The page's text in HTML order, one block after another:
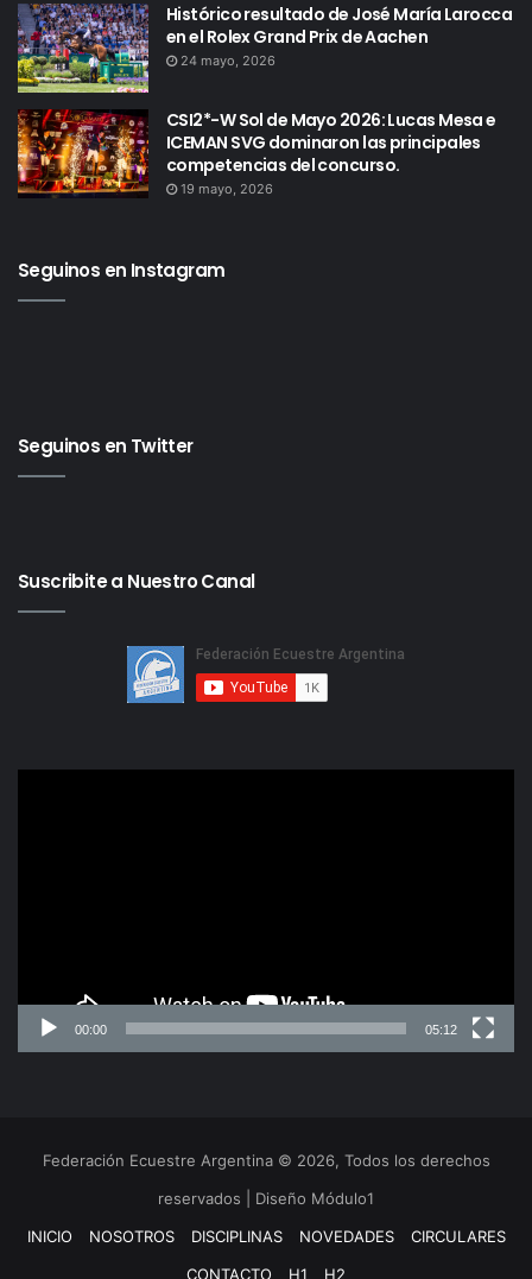
Histórico resultado de José María Larocca
en el Rolex Grand Prix de Aachen
24 mayo, 2026
CSI2*-W Sol de Mayo 2026: Lucas Mesa e
ICEMAN SVG dominaron las principales
competencias del concurso.
19 mayo, 2026
Seguinos en Instagram
Seguinos en Twitter
Suscribite a Nuestro Canal
00:00 05:12
Federación Ecuestre Argentina © 2026, Todos los derechos
reservados | Diseño Módulo1
INICIO
NOSOTROS DISCIPLINAS NOVEDADES
CIRCULARES
CONTACTO
H1 H2